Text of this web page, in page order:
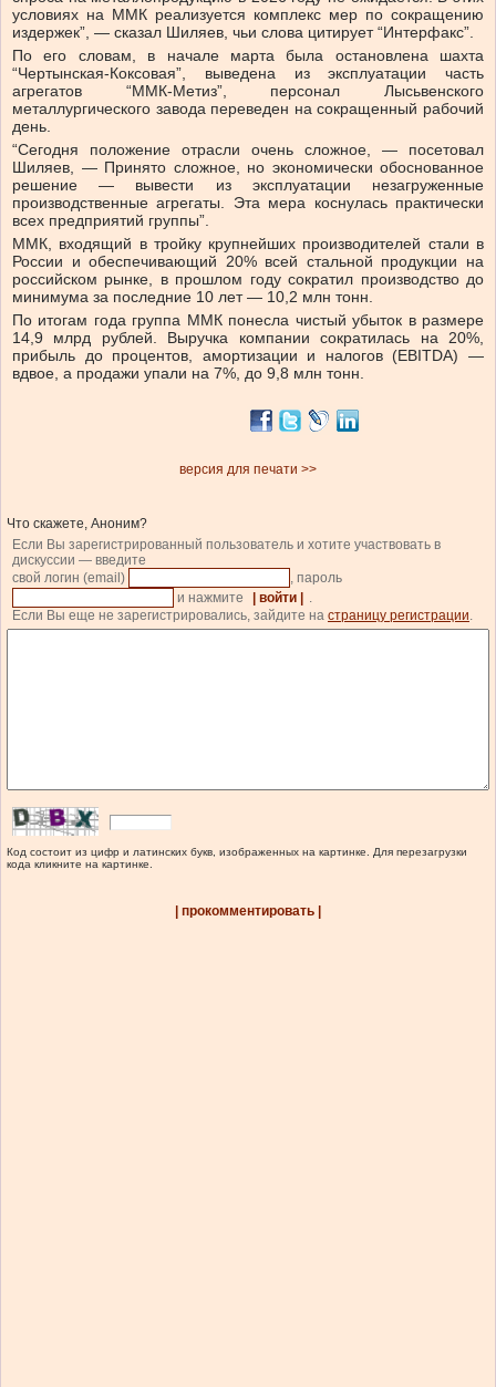
условиях на ММК реализуется комплекс мер по сокращению
издержек”, — сказал Шиляев, чьи слова цитирует “Интерфакс”.
По его словам, в начале марта была остановлена шахта
“Чертынская-Коксовая”, выведена из эксплуатации часть
агрегатов “ММК-Метиз”, персонал Лысьвенского
металлургического завода переведен на сокращенный рабочий
день.
“Сегодня положение отрасли очень сложное, — посетовал
Шиляев, — Принято сложное, но экономически обоснованное
решение — вывести из эксплуатации незагруженные
производственные агрегаты. Эта мера коснулась практически
всех предприятий группы”.
ММК, входящий в тройку крупнейших производителей стали в
России и обеспечивающий 20% всей стальной продукции на
российском рынке, в прошлом году сократил производство до
минимума за последние 10 лет — 10,2 млн тонн.
По итогам года группа ММК понесла чистый убыток в размере
14,9 млрд рублей. Выручка компании сократилась на 20%,
прибыль до процентов, амортизации и налогов (EBITDA) —
вдвое, а продажи упали на 7%, до 9,8 млн тонн.
версия для печати >>
Что скажете, Аноним?
Если Вы зарегистрированный пользователь и хотите участвовать в
дискуссии — введите
свой логин (email)
, пароль
и нажмите
| войти |
.
Если Вы еще не зарегистрировались, зайдите на страницу регистрации.
Код состоит из цифр и латинских букв, изображенных на картинке. Для перезагрузки
кода кликните на картинке.
| прокомментировать |